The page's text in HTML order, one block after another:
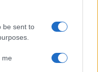
be sent to
me
από δάγκωμα